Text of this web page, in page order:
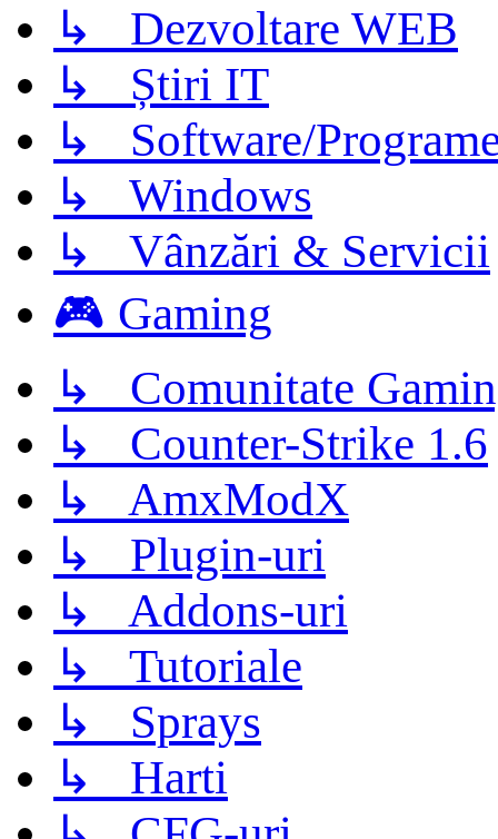
↳ Dezvoltare WEB
↳ Știri IT
↳ Software/
↳ Windows
↳ Vânzări & Servicii
🎮 Gaming
↳ Comunitate
↳ Counter-Strike 1.6
↳ AmxModX
↳ Plugin-uri
↳ Addons-uri
↳ Tutoriale
↳ Sprays
↳ Harti